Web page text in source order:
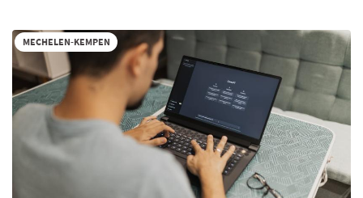
je
verwachten
MECHELEN-KEMPEN